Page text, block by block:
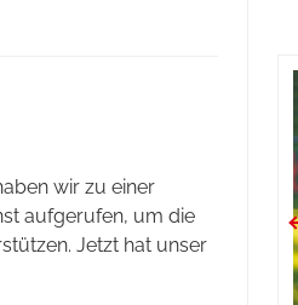
wir zu einer
aufgerufen, um die
Jetzt hat unser